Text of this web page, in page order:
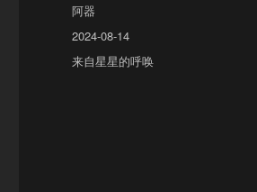
作
者
阿器
发
布
于
2024-08-14
分
来自星星的呼唤